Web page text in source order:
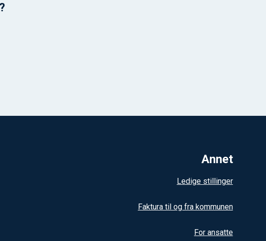
Annet
Ledige stillinger
Faktura til og fra kommunen
For ansatte